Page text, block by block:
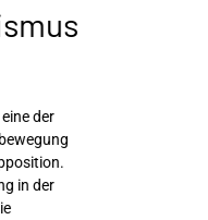
der
in der